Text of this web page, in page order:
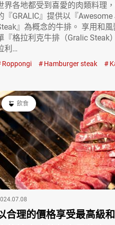
界各地都受到喜愛的肉類料理
『GRALIC』提供以『
』為概念的牛排。 享用和
『格拉利克牛排（Gralic Steak
利…
Roppongi Hamburger steak
飲食
合理的價格享受最高級